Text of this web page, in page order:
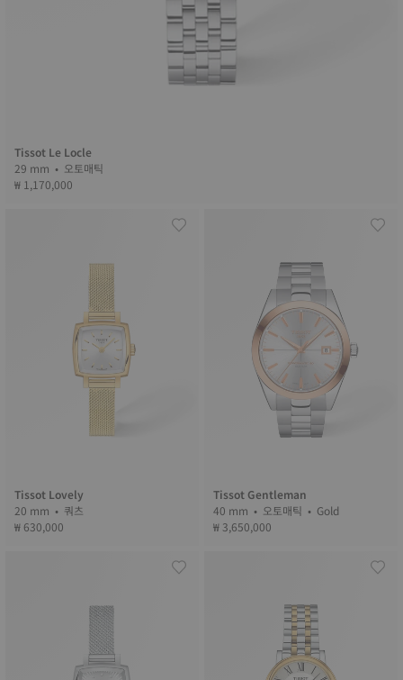
Tissot Le Locle
29 mm • 오토매틱
₩ 1,170,000
Tissot Lovely
20 mm • 쿼츠
₩ 630,000
Tissot Gentleman
40 mm • 오토매틱 • Gold
₩ 3,650,000